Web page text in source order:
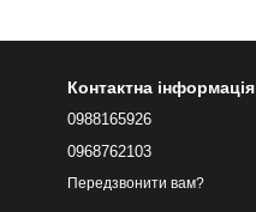
Контактна інформація
0988165926
0968762103
Передзвонити вам?